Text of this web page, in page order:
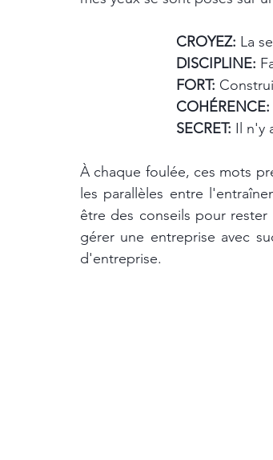
CROYEZ: La
DISCIPLINE:
FORT:
COHÉRENCE:
SECRET: Il n'y
À chaque foulée, ces mots
les parallèles entre
être des conseils pour
gérer une entreprise avec
d'entreprise.